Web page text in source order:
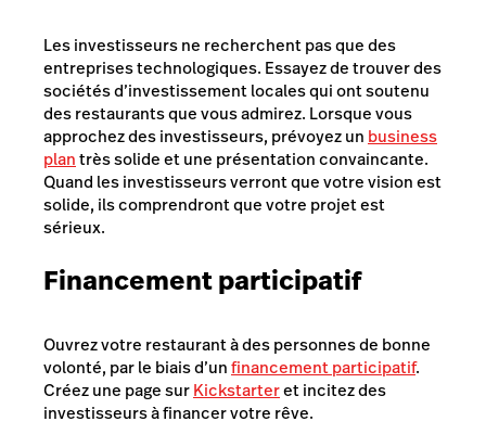
Les investisseurs ne recherchent pas que des
entreprises technologiques. Essayez de trouver des
sociétés d’investissement locales qui ont soutenu
des restaurants que vous admirez. Lorsque vous
approchez des investisseurs, prévoyez un business
plantrès solide et une présentation convaincante.
Quand les investisseurs verront que votre vision est
solide, ils comprendront que votre projet est
sérieux.
Financement participatif
Ouvrez votre restaurant à des personnes de bonne
volonté, par le biais d’unfinancement participatif.
Créez une page surKickstarteret incitez des
investisseurs à financer votre rêve.